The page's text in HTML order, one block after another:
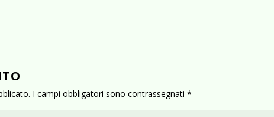
I campi obbligatori sono contrassegnati*